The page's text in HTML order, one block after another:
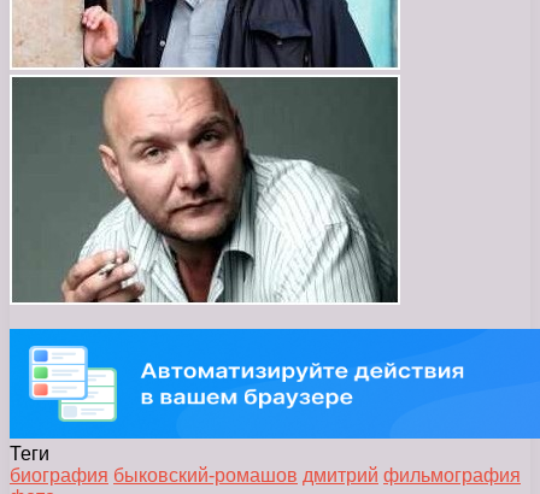
Теги
биография быковский-ромашов дмитрий фильмография